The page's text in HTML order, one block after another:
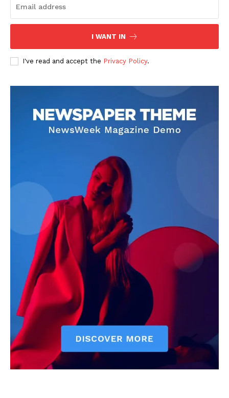
AIN NEWS 1
Contact Us
Privacy Policy
Terms of Use Agreement
Facebook
X WhatsApp
Share
I WANT IN
I've read and accept the Privacy Policy.